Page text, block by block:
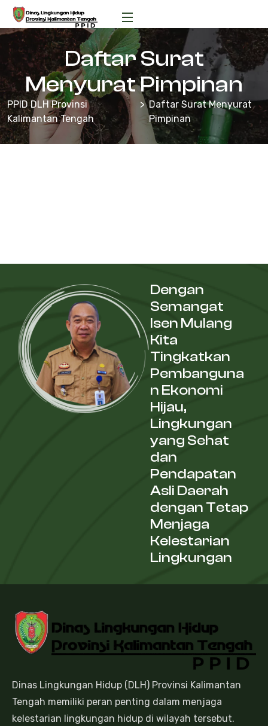
Daftar Surat
Menyurat Pimpinan
PPID DLH Provinsi
Kalimantan Tengah
Daftar Surat Menyurat
Pimpinan
Dengan
Semangat
Isen Mulang
Kita
Tingkatkan
Pembanguna
n Ekonomi
Hijau,
Lingkungan
yang Sehat
dan
Pendapatan
Asli Daerah
dengan Tetap
Menjaga
Kelestarian
Lingkungan
Dinas Lingkungan Hidup (DLH) Provinsi Kalimantan
Tengah memiliki peran penting dalam menjaga
kelestarian lingkungan hidup di wilayah tersebut.